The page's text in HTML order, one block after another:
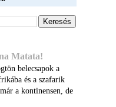
Matata!
belecsapok a
és a szafarik
a kontinensen, de